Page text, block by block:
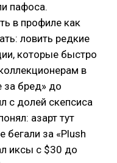
пафоса.
в профиле как
ловить редкие
которые быстро
в
за бред» до
с долей скепсиса
азарт тут
бегали за «Plush
иксы с $30 до